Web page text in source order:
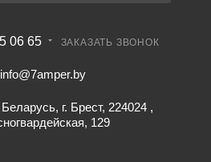
06 65 ЗАКАЗАТЬ ЗВОНОК
info@7amper.by
г. Брест, 224024 ,
129